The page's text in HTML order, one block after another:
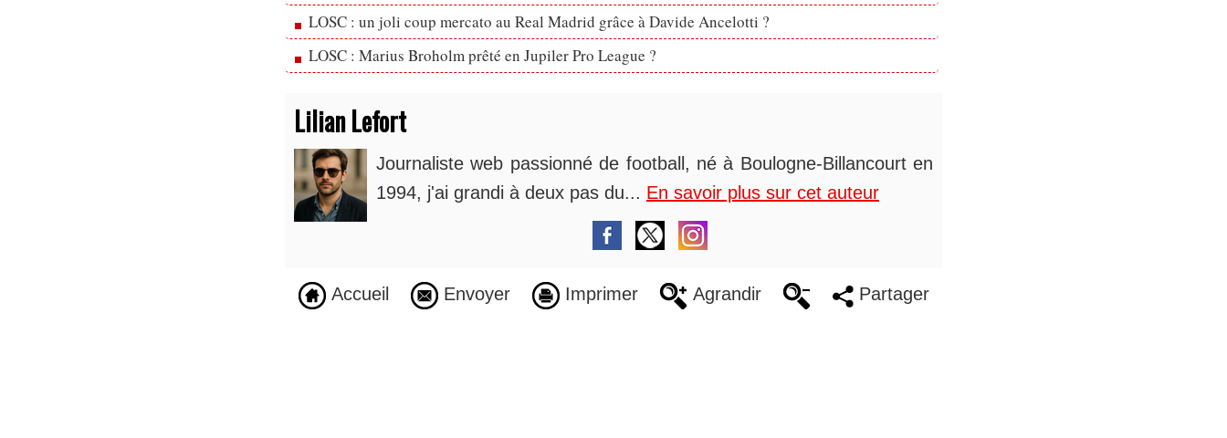
LOSC : un joli coup mercato au Real Madrid grâce à Davide Ancelotti ?
LOSC : Marius Broholm prêté en Jupiler Pro League ?
Lilian Lefort
Journaliste web passionné de football, né à Boulogne-Billancourt en
1994, j'ai grandi à deux pas du... En savoir plus sur cet auteur
Accueil Envoyer Imprimer Agrandir Partager